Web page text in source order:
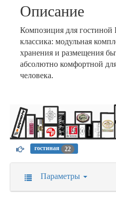
Описание
Композиция для гостиной
классика: модульная
хранения и размещения
абсолютно комфортной
человека.
гостиная 22
Параметры